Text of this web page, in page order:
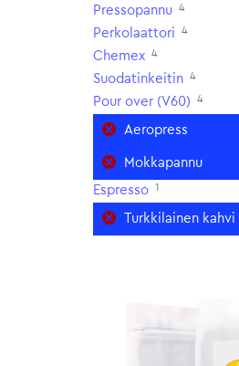
Pressopannu 4
Perkolaattori 4
Chemex 4
Suodatinkeitin 4
Pour over (V60) 4
Aeropress
Mokkapannu
Espresso 1
Turkkilainen kahvi